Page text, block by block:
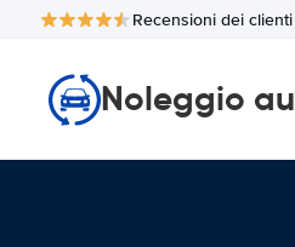
Recensioni dei clienti
Noleggio